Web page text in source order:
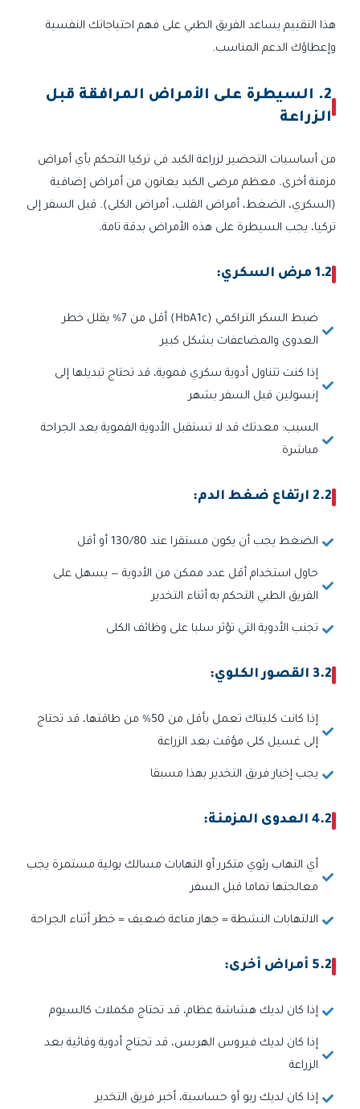
هذا التقييم يساعد الفريق الطبي على فهم احتياجاتك النفسية
وإعطاؤك الدعم المناسب.
2. السيطرة على الأمراض المرافقة قبل
الزراعة
من أساسيات التحضير لزراعة الكبد في تركيا التحكم بأي أمراض
مزمنة أخرى. معظم مرضى الكبد يعانون من أمراض إضافية
(السكري، الضغط، أمراض القلب، أمراض الكلى). قبل السفر إلى
تركيا، يجب السيطرة على هذه الأمراض بدقة تامة.
1.2 مرض السكري:
ضبط السكر التراكمي (HbA1c) أقل من 7% يقلل خطر
العدوى والمضاعفات بشكل كبير
إذا كنت تتناول أدوية سكري فموية، قد تحتاج تبديلها إلى
إنسولين قبل السفر بشهر
السبب: معدتك قد لا تستقبل الأدوية الفموية بعد الجراحة
مباشرة
2.2 ارتفاع ضغط الدم:
الضغط يجب أن يكون مستقرا عند 130/80 أو أقل
حاول استخدام أقل عدد ممكن من الأدوية — يسهل على
الفريق الطبي التحكم به أثناء التخدير
تجنب الأدوية التي تؤثر سلبا على وظائف الكلى
3.2 القصور الكلوي:
إذا كانت كليتاك تعمل بأقل من 50% من طاقتها، قد تحتاج
إلى غسيل كلى مؤقت بعد الزراعة
يجب إخبار فريق التخدير بهذا مسبقا
4.2 العدوى المزمنة:
أي التهاب رئوي متكرر أو التهابات مسالك بولية مستمرة يجب
معالجتها تماما قبل السفر
الالتهابات النشطة = جهاز مناعة ضعيف = خطر أثناء الجراحة
5.2 أمراض أخرى:
إذا كان لديك هشاشة عظام، قد تحتاج مكملات كالسيوم
إذا كان لديك فيروس الهربس، قد تحتاج أدوية وقائية بعد
الزراعة
إذا كان لديك ربو أو حساسية، أخبر فريق التخدير